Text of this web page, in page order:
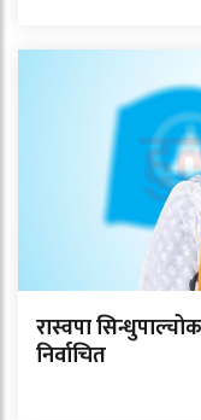
रास्वपा
निर्वाचित